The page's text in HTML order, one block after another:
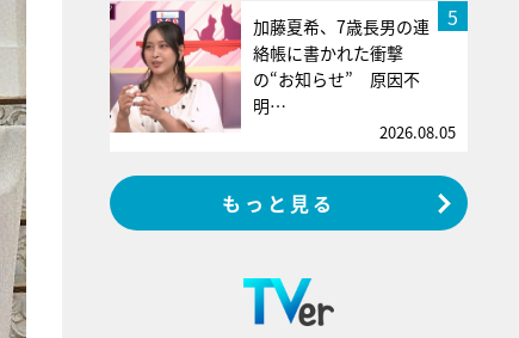
5
加藤夏希、7歳長男の連
絡帳に書かれた衝撃
の“お知らせ” 原因不
明…
2026.08.05
もっと見る